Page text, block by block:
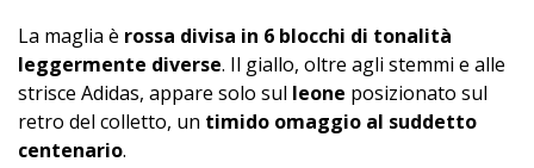
La maglia è rossa divisa in 6 blocchi di tonalità
leggermente diverse. Il giallo, oltre agli stemmi e alle
strisce Adidas, appare solo sul leone posizionato sul
retro del colletto, un timido omaggio al suddetto
centenario.